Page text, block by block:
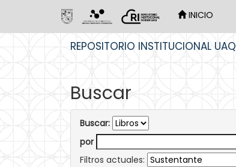
INICIO
REPOSITORIO INSTITUCIONAL UAQ
Buscar
Buscar:
por
Filtros actuales: